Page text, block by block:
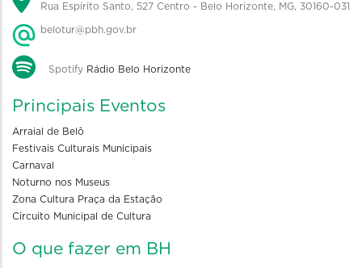
Rua Espírito Santo, 527 Centro - Belo Horizonte, MG, 30160-031
belotur@pbh.gov.br
Spotify Rádio Belo Horizonte
Principais Eventos
Arraial de Belô
Festivais Culturais Municipais
Carnaval
Noturno nos Museus
Zona Cultura Praça da Estação
Circuito Municipal de Cultura
O que fazer em BH